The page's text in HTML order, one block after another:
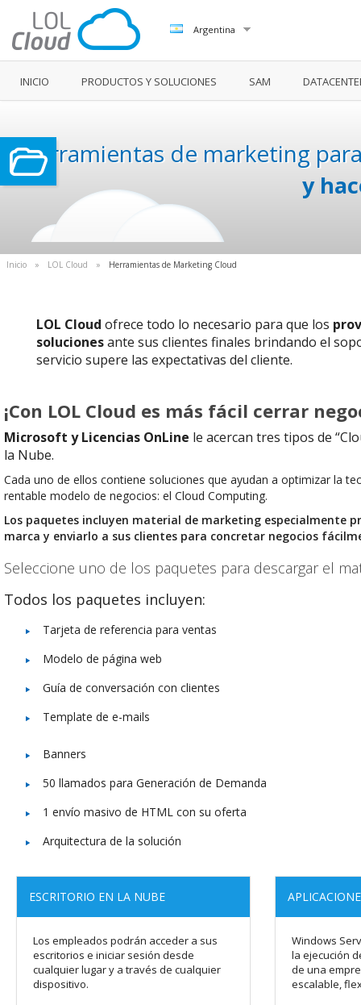
Argentina
INICIO PRODUCTOS Y SOLUCIONES SAM
Herramientas de marketing
y
Inicio » LOL Cloud » Herramientas de Marketing Cloud
LOL Cloud ofrece todo lo necesario para que los
solucionesante sus clientes finales brindando el
servicio supere las expectativas del cliente.
¡Con LOL Cloud es más fácil cerrar
Microsoft y Licencias OnLine le acercan tres tipos de
la Nube.
Cada uno de ellos contiene soluciones que ayudan a optimizar la
rentable modelo de negocios: el Cloud Computing.
Los paquetes incluyen material de marketing especialmente
marca y enviarlo a sus clientes para concretar negocios
Seleccione uno de los paquetes para descargar el
Todos los paquetes incluyen:
Tarjeta de referencia para ventas
Modelo de página web
Guía de conversación con clientes
Template de e-mails
Banners
50 llamados para Generación de Demanda
1 envío masivo de HTML con su oferta
Arquitectura de la solución
ESCRITORIO EN LA NUBE
Los empleados podrán acceder a sus
escritorios e iniciar sesión desde
cualquier lugar y a través de cualquier
dispositivo.
Windows
la ejecución
de una
escalable,